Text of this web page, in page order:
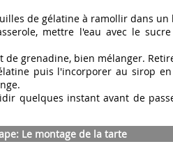
de gélatine à ramollir dans un
mettre l'eau avec le
de grenadine, bien mélanger.
puis l'incorporer au sirop
quelques instant avant de
Le montage de la tarte